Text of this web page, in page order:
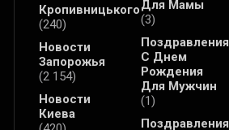
Кропивницького
(240)
Новости
Запорожья
(2 154)
Новости
Киева
Для Мамы
(3)
Поздравления
С Днем
Рождения
Для Мужчин
(1)
Поздравления